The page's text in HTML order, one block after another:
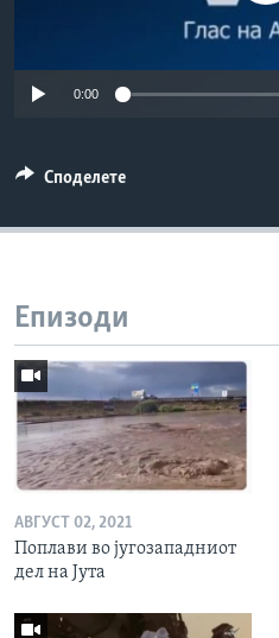
0:00
Споделете
Епизоди
АВГУСТ 02, 2021
Поплави во југозападниот
дел на Јута